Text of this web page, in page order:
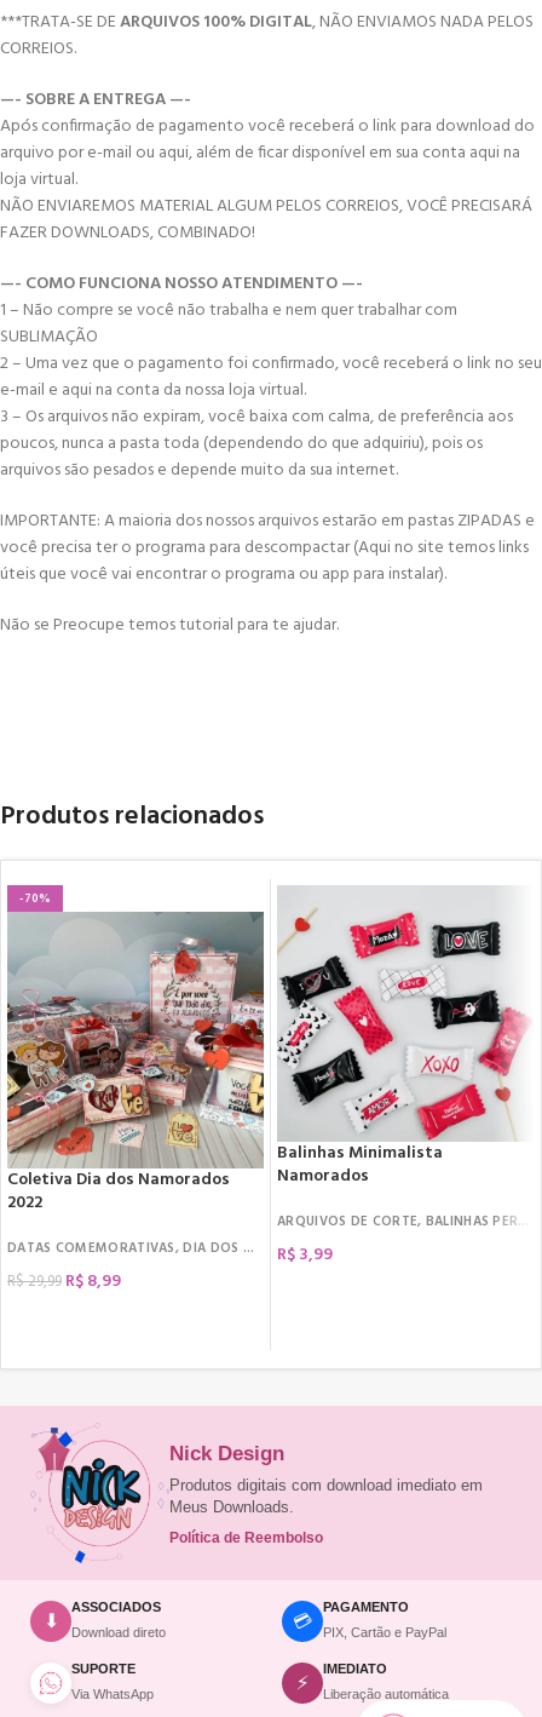
***TRATA-SE DEARQUIVOS 100% DIGITAL, NÃO ENVIAMOS NADA PELOS
CORREIOS.
—- SOBRE A ENTREGA —-
Após confirmação de pagamento você receberá o link para download do
arquivo por e-mail ou aqui, além de ficar disponível em sua conta aqui na
loja virtual.
NÃO ENVIAREMOS MATERIAL ALGUM PELOS CORREIOS, VOCÊ PRECISARÁ
FAZER DOWNLOADS, COMBINADO!
—- COMO FUNCIONA NOSSO ATENDIMENTO —-
1 – Não compre se você não trabalha e nem quer trabalhar com
SUBLIMAÇÃO
2 – Uma vez que o pagamento foi confirmado, você receberá o link no seu
e-mail e aqui na conta da nossa loja virtual.
3 – Os arquivos não expiram, você baixa com calma, de preferência aos
poucos, nunca a pasta toda (dependendo do que adquiriu), pois os
arquivos são pesados e depende muito da sua internet.
IMPORTANTE: A maioria dos nossos arquivos estarão em pastas ZIPADAS e
você precisa ter o programa para descompactar (Aqui no site temos links
úteis que você vai encontrar o programa ou app para instalar).
Não se Preocupe temos tutorial para te ajudar.
Produtos relacionados
-70%
Coletiva Dia dos Namorados
2022
DATAS COMEMORATIVAS,DIA DOS NAMORADOS ,
R$29,99 R$8,99
Balinhas Minimalista
Namorados
ARQUIVOS DE CORTE, BALINHAS PERSONALIZADAS
R$3,99
Nick Design
Produtos digitais com download imediato em
Meus Downloads.
Política de Reembolso
⬇
ASSOCIADOS
Download direto
💳
PAGAMENTO
PIX, Cartão e PayPal
SUPORTE
Via WhatsApp
⚡
IMEDIATO
Liberação automática